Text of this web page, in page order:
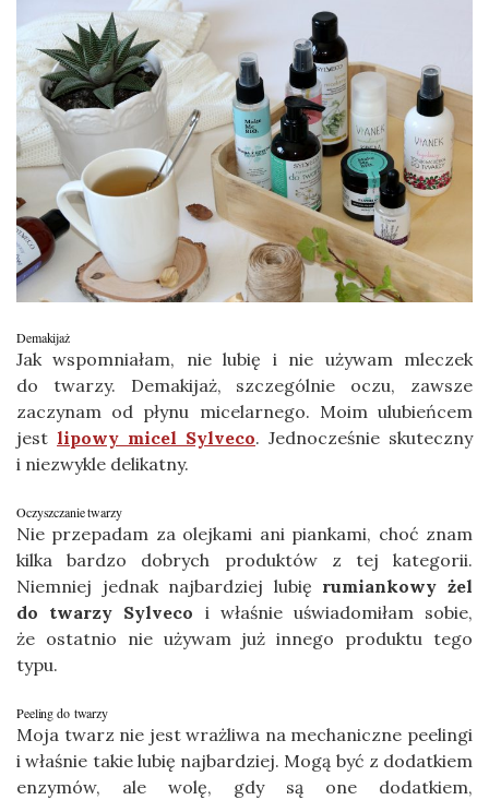
Demakijaż
Jak wspomniałam, nie lubię i nie używam mleczek
do twarzy. Demakijaż, szczególnie oczu, zawsze
zaczynam od płynu micelarnego. Moim ulubieńcem
jest lipowy micel Sylveco. Jednocześnie skuteczny
i niezwykle delikatny.
Oczyszczanie twarzy
Nie przepadam za olejkami ani piankami, choć znam
kilka bardzo dobrych produktów z tej kategorii.
Niemniej jednak najbardziej lubię rumiankowy żel
do twarzy Sylveco i właśnie uświadomiłam sobie,
że ostatnio nie używam już innego produktu tego
typu.
Peeling do twarzy
Moja twarz nie jest wrażliwa na mechaniczne peelingi
i właśnie takie lubię najbardziej. Mogą być z dodatkiem
enzymów, ale wolę, gdy są one dodatkiem,